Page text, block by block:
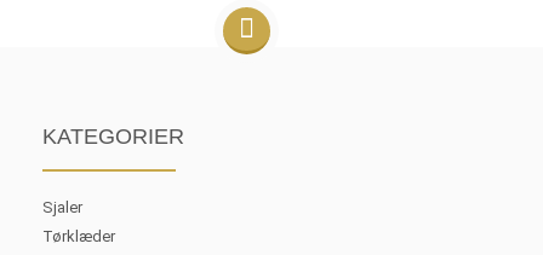
KATEGORIER
Sjaler
Tørklæder